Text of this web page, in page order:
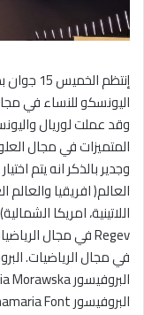
إنتظم
اليونسكو للنساء في
المتميزات في مجال
وجدير بالذكر انه يتم
العالم( افريقيا والعالم
البروفيسور Anamaria Font في مجال الفيزياء.